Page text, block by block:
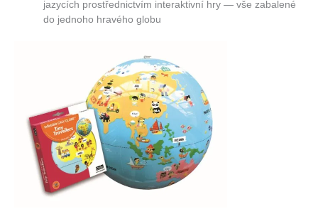
jazycích prostřednictvím interaktivní hry — vše zabalené
do jednoho hravého globu